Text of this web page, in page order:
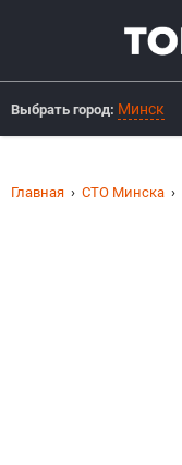
Выбрать город: Минск
Главная СТО Минска